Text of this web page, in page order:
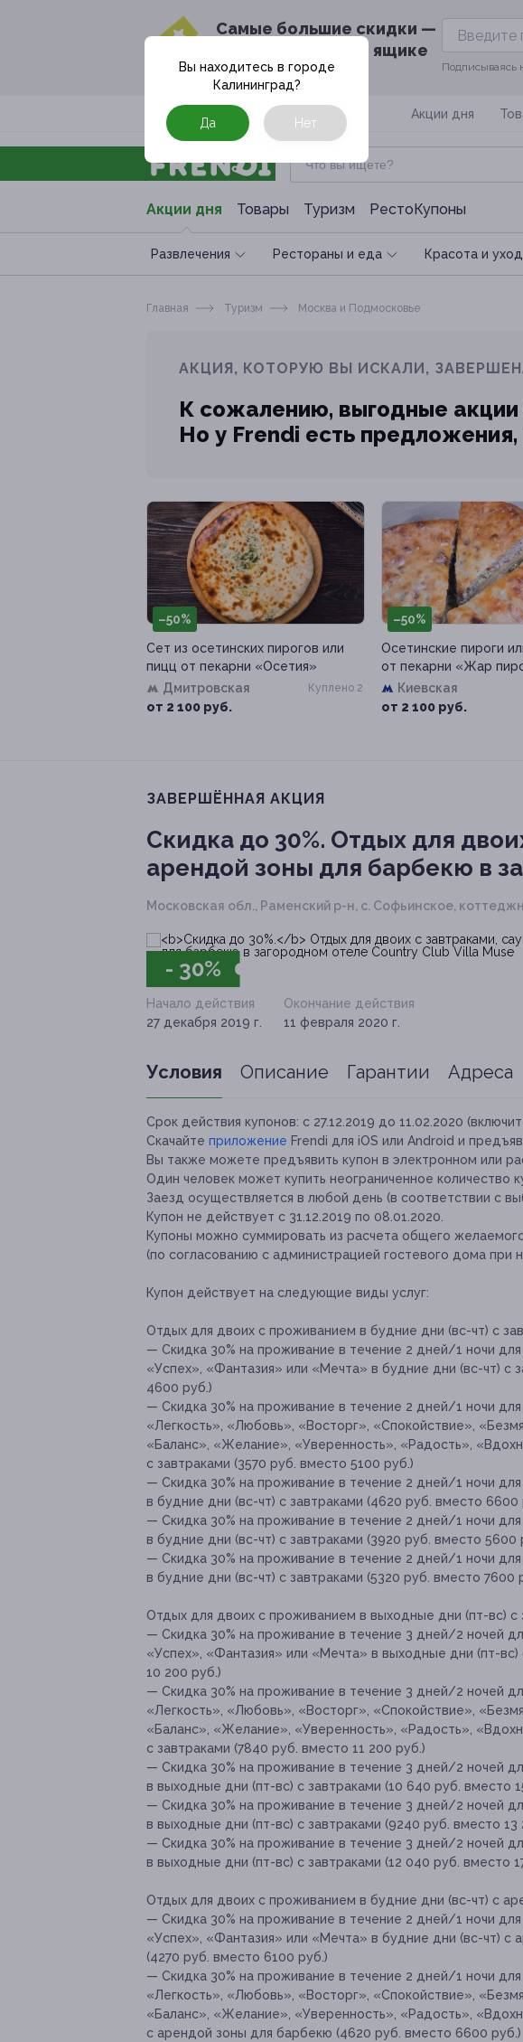
Cамые большие скидки —
в твоём почтовом ящике
Подписываясь
Москва Акции дня
Акции дня Товары Туризм РестоКупоны
Развлечения Рестораны и еда Красота и уход
Вы находитесь в городе
Калининград?
Да Нет
Главная Туризм Москва и Подмосковье
АКЦИЯ, КОТОРУЮ ВЫ ИСКАЛИ,
К сожалению, выгодные акции
Но у Frendi есть
–50%
Сет из осетинских пирогов или
пицц от пекарни «Осетия»
Дмитровская
от 2 100 руб.
Куплено 2
–50%
Осетинские пироги
от пекарни «Жар
Киевская
от 2 100 руб.
ЗАВЕРШЁННАЯ АКЦИЯ
Скидка до 30%. Отдых для
арендой зоны для барбекю в
Московская обл., Раменский р-н, с. Софьинское,
- 30%
Начало действия
27 декабря 2019 г.
Окончание действия
11 февраля 2020 г.
Условия Описание Гарантии Адреса
Срок действия купонов: с 27.12.2019 до 11.02.2020
Скачайте приложение Frendi для iOS или Android и
Вы также можете предъявить купон в электронном или
Один человек может купить неограниченное количество
Заезд осуществляется в любой день (в соответствии с
Купон не действует с 31.12.2019 по 08.01.2020.
Купоны можно суммировать из расчета общего
(по согласованию с администрацией гостевого дома при
Купон действует на следующие виды услуг:
Отдых для двоих с проживанием в будние дни (вс-чт) с
— Скидка 30% на проживание в течение 2 дней/1 ночи
«Успех», «Фантазия» или «Мечта» в будние дни (вс-чт) с
4600 руб.)
— Скидка 30% на проживание в течение 2 дней/1 ночи
«Легкость», «Любовь», «Восторг», «Спокойствие»,
«Баланс», «Желание», «Уверенность», «Радость»,
с завтраками (3570 руб. вместо 5100 руб.)
— Скидка 30% на проживание в течение 2 дней/1 ночи
в будние дни (вс-чт) с завтраками (4620 руб. вместо 6600
— Скидка 30% на проживание в течение 2 дней/1 ночи
в будние дни (вс-чт) с завтраками (3920 руб. вместо 5600
— Скидка 30% на проживание в течение 2 дней/1 ночи
в будние дни (вс-чт) с завтраками (5320 руб. вместо 7600
Отдых для двоих с проживанием в выходные дни (пт-вс) с
— Скидка 30% на проживание в течение 3 дней/2 ночей
«Успех», «Фантазия» или «Мечта» в выходные дни (пт-вс)
10 200 руб.)
— Скидка 30% на проживание в течение 3 дней/2 ночей
«Легкость», «Любовь», «Восторг», «Спокойствие»,
«Баланс», «Желание», «Уверенность», «Радость»,
с завтраками (7840 руб. вместо 11 200 руб.)
— Скидка 30% на проживание в течение 3 дней/2 ночей
в выходные дни (пт-вс) с завтраками (10 640 руб. вместо
— Скидка 30% на проживание в течение 3 дней/2 ночей
в выходные дни (пт-вс) с завтраками (9240 руб. вместо 13
— Скидка 30% на проживание в течение 3 дней/2 ночей
в выходные дни (пт-вс) с завтраками (12 040 руб. вместо
Отдых для двоих с проживанием в будние дни (вс-чт) с
— Скидка 30% на проживание в течение 2 дней/1 ночи
«Успех», «Фантазия» или «Мечта» в будние дни (вс-чт) с
(4270 руб. вместо 6100 руб.)
— Скидка 30% на проживание в течение 2 дней/1 ночи
«Легкость», «Любовь», «Восторг», «Спокойствие»,
«Баланс», «Желание», «Уверенность», «Радость»,
с арендой зоны для барбекю (4620 руб. вместо 6600 руб.)